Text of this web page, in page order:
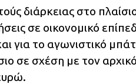
διάρκειας στο
σε οικονομικό
για το αγωνιστικό
σε σχέση με τον